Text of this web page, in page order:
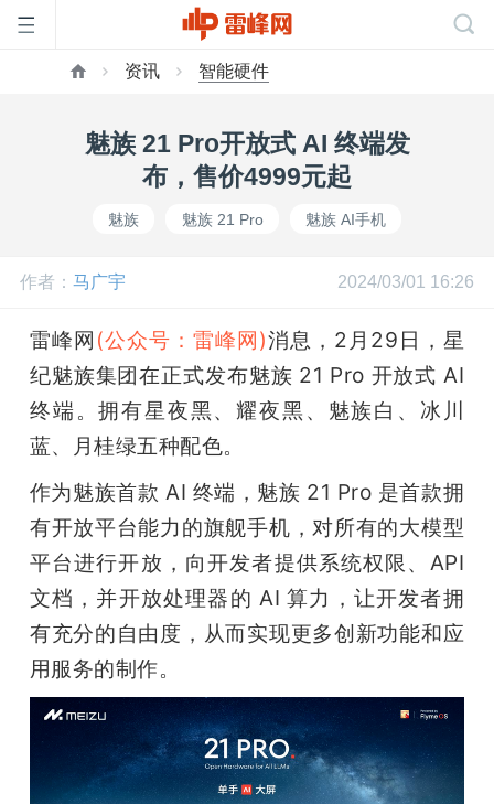
网
开
课
活
动
中
资讯 智能硬件
魅族 21 Pro开放式 AI 终端发
布，售价4999元起
魅族 魅族 21 Pro 魅族 AI手机
作者： 马广宇 2024/03/01 16:26
雷峰网 (公众号：雷峰网)消息，2月29日，星
纪魅族集团在正式发布魅族 21 Pro 开放式 AI
终端。拥有星夜黑、耀夜黑、魅族白、冰川
蓝、月桂绿五种配色。
作为魅族首款 AI 终端，魅族 21 Pro 是首款拥
有开放平台能力的旗舰手机，对所有的大模型
平台进行开放，向开发者提供系统权限、API
文档，并开放处理器的 AI 算力，让开发者拥
有充分的自由度，从而实现更多创新功能和应
用服务的制作。